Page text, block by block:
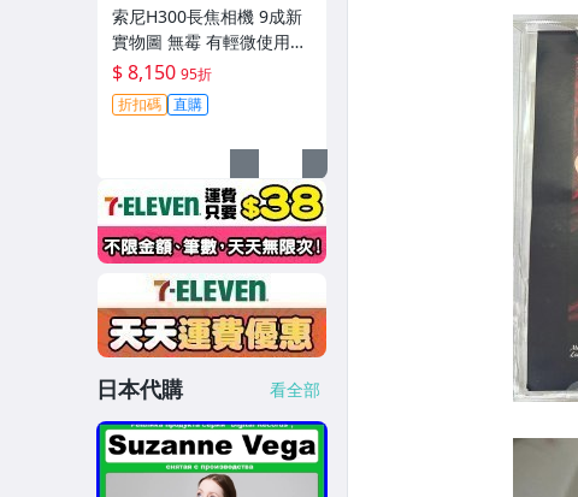
索尼H300長焦相機 9成新
實物圖 無霉 有輕微使用痕
跡 機身鏡頭原裝 無拆修無
翻新-3430
$ 8,150 95折
折扣碼 直購
日本代購 看全部